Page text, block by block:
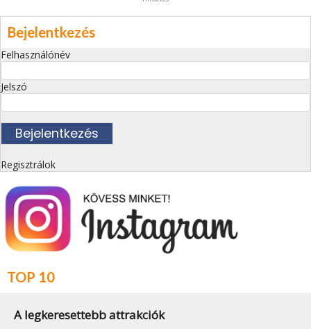
Bejelentkezés
Felhasználónév
Jelszó
Regisztrálok
TOP 10
A legkeresettebb attrakciók